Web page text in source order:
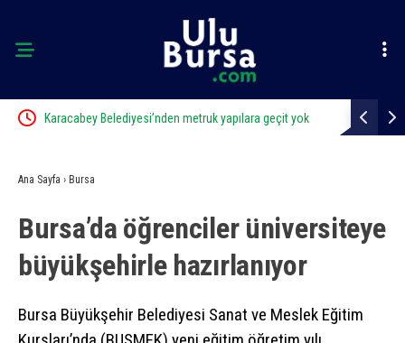
Karacabey Belediyesi’nden metruk yapılara geçit yok Yolcu
Ana Sayfa › Bursa
Bursa’da öğrenciler üniversiteye
büyükşehirle hazırlanıyor
Bursa Büyükşehir Belediyesi Sanat ve Meslek Eğitim